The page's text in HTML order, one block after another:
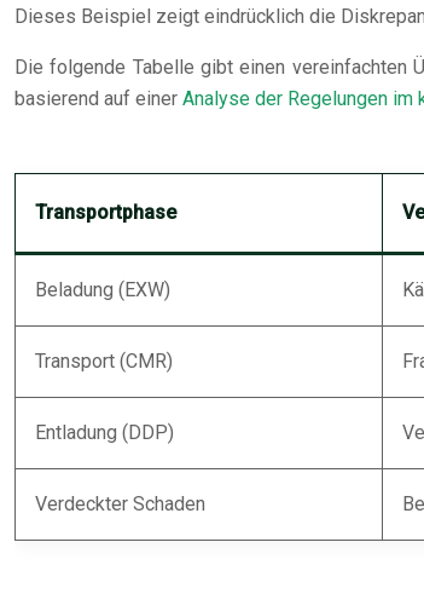
Dieses Beispiel zeigt eindrücklich die
Die folgende Tabelle gibt einen vereinfachten
basierend auf einer Analyse der Regelungen im
Transportphase
Beladung (EXW)
Transport (CMR)
Entladung (DDP)
Verdeckter Schaden